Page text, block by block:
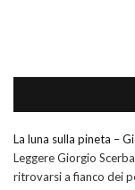
La luna sulla pineta –
Leggere Giorgio
ritrovarsi a fianco dei